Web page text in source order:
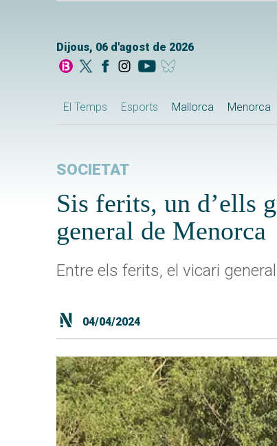
Dijous, 06 d'agost de 2026
El Temps Esports Mallorca Menorca
SOCIETAT
Sis ferits, un d’ells
general de Menorca
Entre els ferits, el vicari
04/04/2024